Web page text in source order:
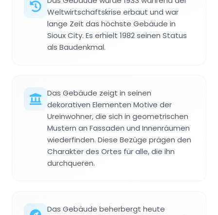
Weltwirtschaftskrise erbaut und war
lange Zeit das höchste Gebäude in
Sioux City. Es erhielt 1982 seinen Status
als Baudenkmal.
Das Gebäude zeigt in seinen
dekorativen Elementen Motive der
Ureinwohner, die sich in geometrischen
Mustern an Fassaden und Innenräumen
wiederfinden. Diese Bezüge prägen den
Charakter des Ortes für alle, die ihn
durchqueren.
Das Gebäude beherbergt heute